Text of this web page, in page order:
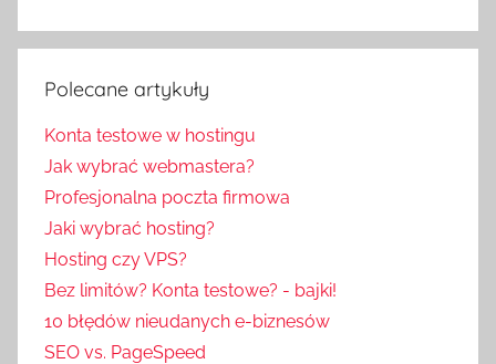
Polecane artykuły
Konta testowe w hostingu
Jak wybrać webmastera?
Profesjonalna poczta firmowa
Jaki wybrać hosting?
Hosting czy VPS?
Bez limitów? Konta testowe? - bajki!
10 błędów nieudanych e-biznesów
SEO vs. PageSpeed